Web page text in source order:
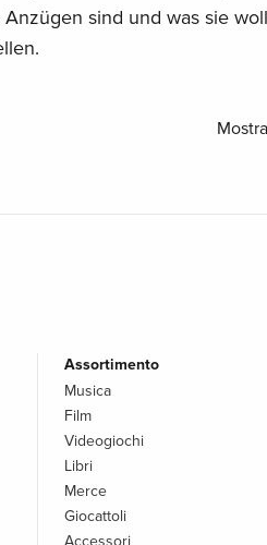
Anzügen sind und was sie
Assortimento
Musica
Film
Videogiochi
Libri
Merce
Giocattoli
Accessori